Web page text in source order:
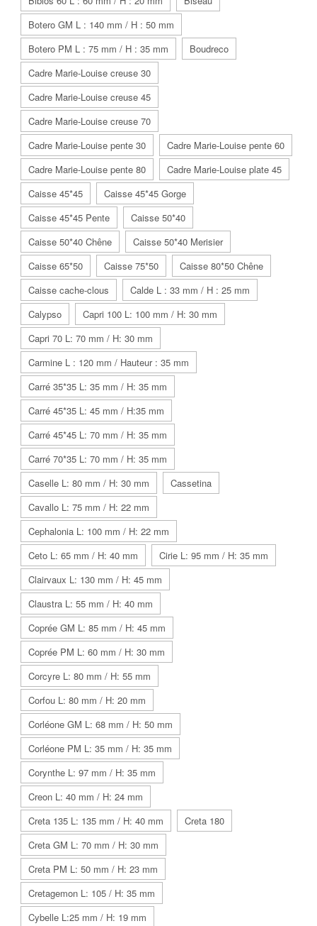
Botero GM L : 140 mm / H : 50 mm
Botero PM L : 75 mm / H : 35 mm
Boudreco
Cadre Marie-Louise creuse 30
Cadre Marie-Louise creuse 45
Cadre Marie-Louise creuse 70
Cadre Marie-Louise pente 30
Cadre Marie-Louise pente 60
Cadre Marie-Louise pente 80
Cadre Marie-Louise plate 45
Caisse 45*45
Caisse 45*45 Gorge
Caisse 45*45 Pente
Caisse 50*40
Caisse 50*40 Chêne
Caisse 50*40 Merisier
Caisse 65*50
Caisse 75*50
Caisse 80*50 Chêne
Caisse cache-clous
Calde L : 33 mm / H : 25 mm
Calypso
Capri 100 L: 100 mm / H: 30 mm
Capri 70 L: 70 mm / H: 30 mm
Carmine L : 120 mm / Hauteur : 35 mm
Carré 35*35 L: 35 mm / H: 35 mm
Carré 45*35 L: 45 mm / H:35 mm
Carré 45*45 L: 70 mm / H: 35 mm
Carré 70*35 L: 70 mm / H: 35 mm
Caselle L: 80 mm / H: 30 mm
Cassetina
Cavallo L: 75 mm / H: 22 mm
Cephalonia L: 100 mm / H: 22 mm
Ceto L: 65 mm / H: 40 mm
Cirie L: 95 mm / H: 35 mm
Clairvaux L: 130 mm / H: 45 mm
Claustra L: 55 mm / H: 40 mm
Coprée GM L: 85 mm / H: 45 mm
Coprée PM L: 60 mm / H: 30 mm
Corcyre L: 80 mm / H: 55 mm
Corfou L: 80 mm / H: 20 mm
Corléone GM L: 68 mm / H: 50 mm
Corléone PM L: 35 mm / H: 35 mm
Corynthe L: 97 mm / H: 35 mm
Creon L: 40 mm / H: 24 mm
Creta 135 L: 135 mm / H: 40 mm
Creta 180
Creta GM L: 70 mm / H: 30 mm
Creta PM L: 50 mm / H: 23 mm
Cretagemon L: 105 / H: 35 mm
Cybelle L:25 mm / H: 19 mm